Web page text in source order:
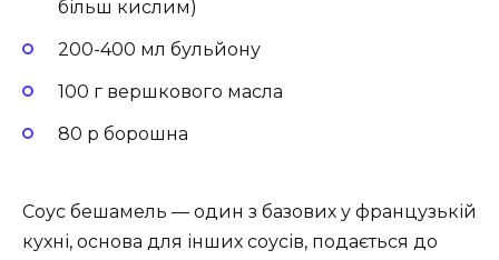
більш кислим)
200-400 мл бульйону
100 г вершкового масла
80 р борошна
Соус бешамель — один з базових у французькій
кухні, основа для інших соусів, подається до